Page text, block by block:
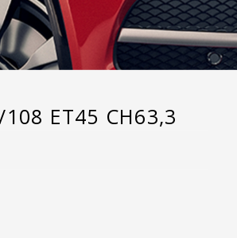
108 ET45 CH63,3